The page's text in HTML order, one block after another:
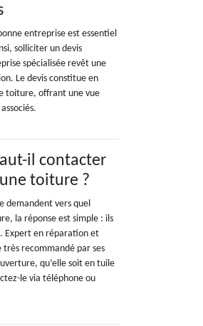
entreprise est essentiel
solliciter un devis
spécialisée revêt une
Le devis constitue en
toiture, offrant une vue
il contacter
toiture ?
demandent vers quel
la réponse est simple : ils
Expert en réparation et
recommandé par ses
qu’elle soit en tuile
le via téléphone ou